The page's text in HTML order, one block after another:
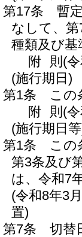
第17条
暫
なして、
種類及び
附 則 (
(施行期日)
第1条
この
附 則 (
(施行期日
第1条
この
第3条及び
は、令和7
(令和8年3
置)
第7条
切替